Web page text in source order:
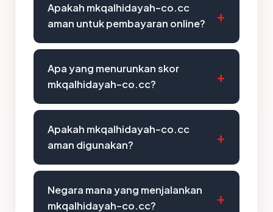
Apakah mkqalhidayah-co.cc
aman untuk pembayaran online?
Apa yang menurunkan skor
mkqalhidayah-co.cc?
Apakah mkqalhidayah-co.cc
aman digunakan?
Negara mana yang menjalankan
mkqalhidayah-co.cc?